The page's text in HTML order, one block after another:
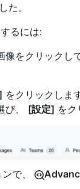
た。
るには:
をクリックして
をクリックしま
び、 [設定] をク
で、